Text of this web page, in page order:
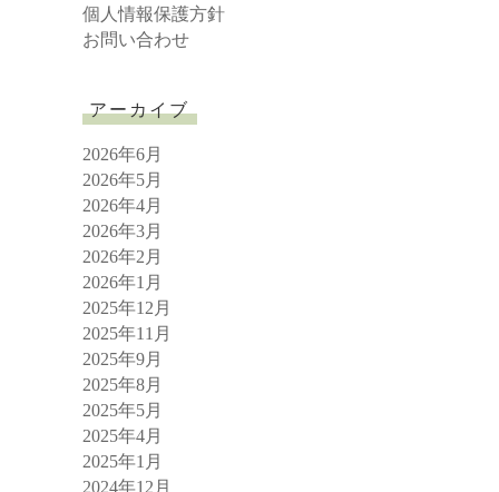
個人情報保護方針
お問い合わせ
アーカイブ
2026年6月
2026年5月
2026年4月
2026年3月
2026年2月
2026年1月
2025年12月
2025年11月
2025年9月
2025年8月
2025年5月
2025年4月
2025年1月
2024年12月